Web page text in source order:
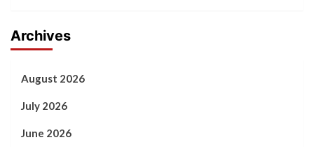
Archives
August 2026
July 2026
June 2026